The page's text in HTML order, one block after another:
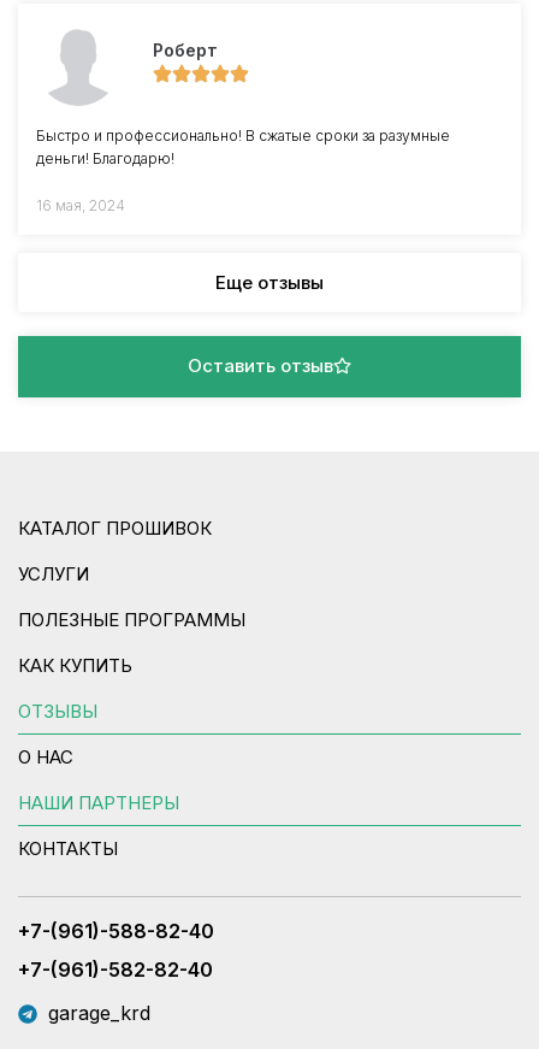
Роберт
Быстро и профессионально! В сжатые сроки за разумные
деньги! Благодарю!
16 мая, 2024
Еще отзывы
Оставить отзыв
КАТАЛОГ ПРОШИВОК
УСЛУГИ
ПОЛЕЗНЫЕ ПРОГРАММЫ
КАК КУПИТЬ
ОТЗЫВЫ
О НАС
НАШИ ПАРТНЕРЫ
КОНТАКТЫ
+7-(961)-588-82-40
+7-(961)-582-82-40
garage_krd